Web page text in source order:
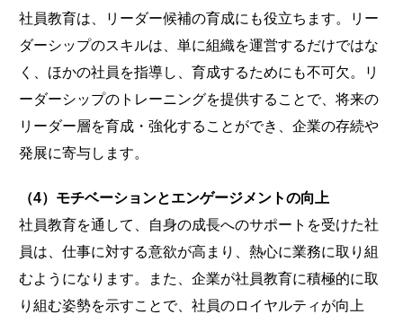
社員教育は、リーダー候補の育成にも役立ちます。リー
ダーシップのスキルは、単に組織を運営するだけではな
く、ほかの社員を指導し、育成するためにも不可欠。リ
ーダーシップのトレーニングを提供することで、将来の
リーダー層を育成・強化することができ、企業の存続や
発展に寄与します。
（4）モチベーションとエンゲージメントの向上
社員教育を通して、自身の成長へのサポートを受けた社
員は、仕事に対する意欲が高まり、熱心に業務に取り組
むようになります。また、企業が社員教育に積極的に取
り組む姿勢を示すことで、社員のロイヤルティが向上